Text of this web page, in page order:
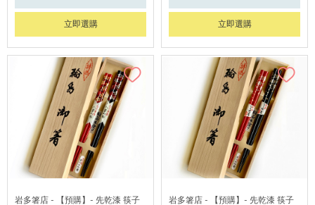
立即選購 立即選購
岩多箸店 - 【預購】- 先乾漆 筷子
岩多箸店 - 【預購】- 先乾漆 筷子